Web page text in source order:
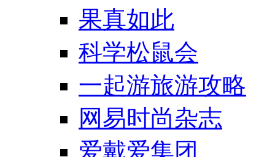
果真如此
科学松鼠会
一起游旅游攻略
网易时尚杂志
爱戴爱集团